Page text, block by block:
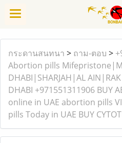
กระดานสนทนา > ถาม-ตอบ >
Abortion pills
DHABI|SHARJAH|AL
DHABI +971551311906 BUY
online in UAE abortion pills
pills Today in UAE BUY